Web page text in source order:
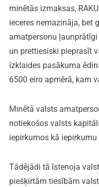
minētās izmaksas,
ieceres nemazināja, bet
amatpersonu
un prettiesiski pieprasīt
izklaides pasākuma
6500 eiro apmērā, kam
Minētā valsts
notiekošos valsts
iepirkumos kā
Tādējādi tā īstenoja
piešķirtām tiesībām